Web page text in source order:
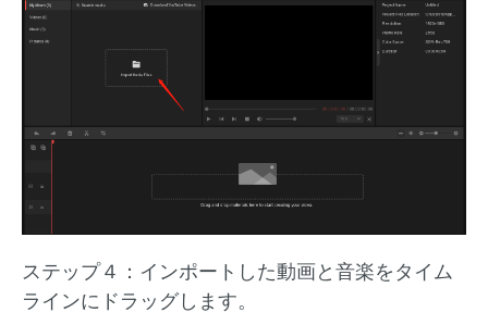
ステップ４：インポートした動画と音楽をタイム
ラインにドラッグします。